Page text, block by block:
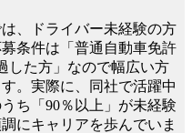
、ドライバー未経験の方
条件は「普通自動車免許
した方」なので幅広い方
。実際に、同社で活躍中
ち「90％以上」が未経験
にキャリアを歩んでいま